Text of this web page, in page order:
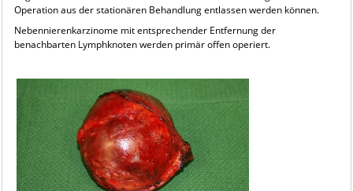
Operation aus der stationären Behandlung entlassen werden können.
Nebennierenkarzinome mit entsprechender Entfernung der
benachbarten Lymphknoten werden primär offen operiert.